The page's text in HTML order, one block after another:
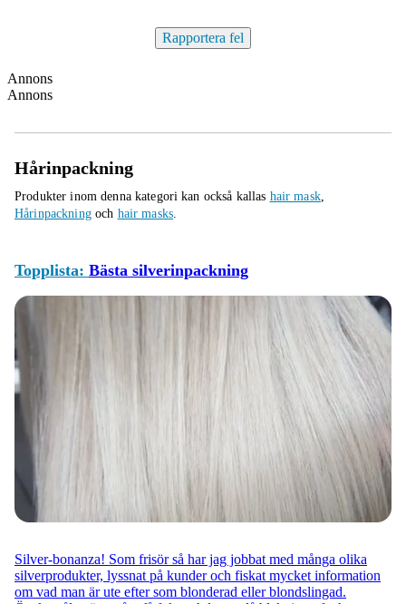
Rapportera fel
Annons
Annons
Hårinpackning
Produkter inom denna kategori kan också kallas hair mask,
Hårinpackningoch hair masks.
Topplista: Bästa silverinpackning
Silver-bonanza! Som frisör så har jag jobbat med många olika
silverprodukter, lyssnat på kunder och fiskat mycket information
om vad man är ute efter som blonderad eller blondslingad.